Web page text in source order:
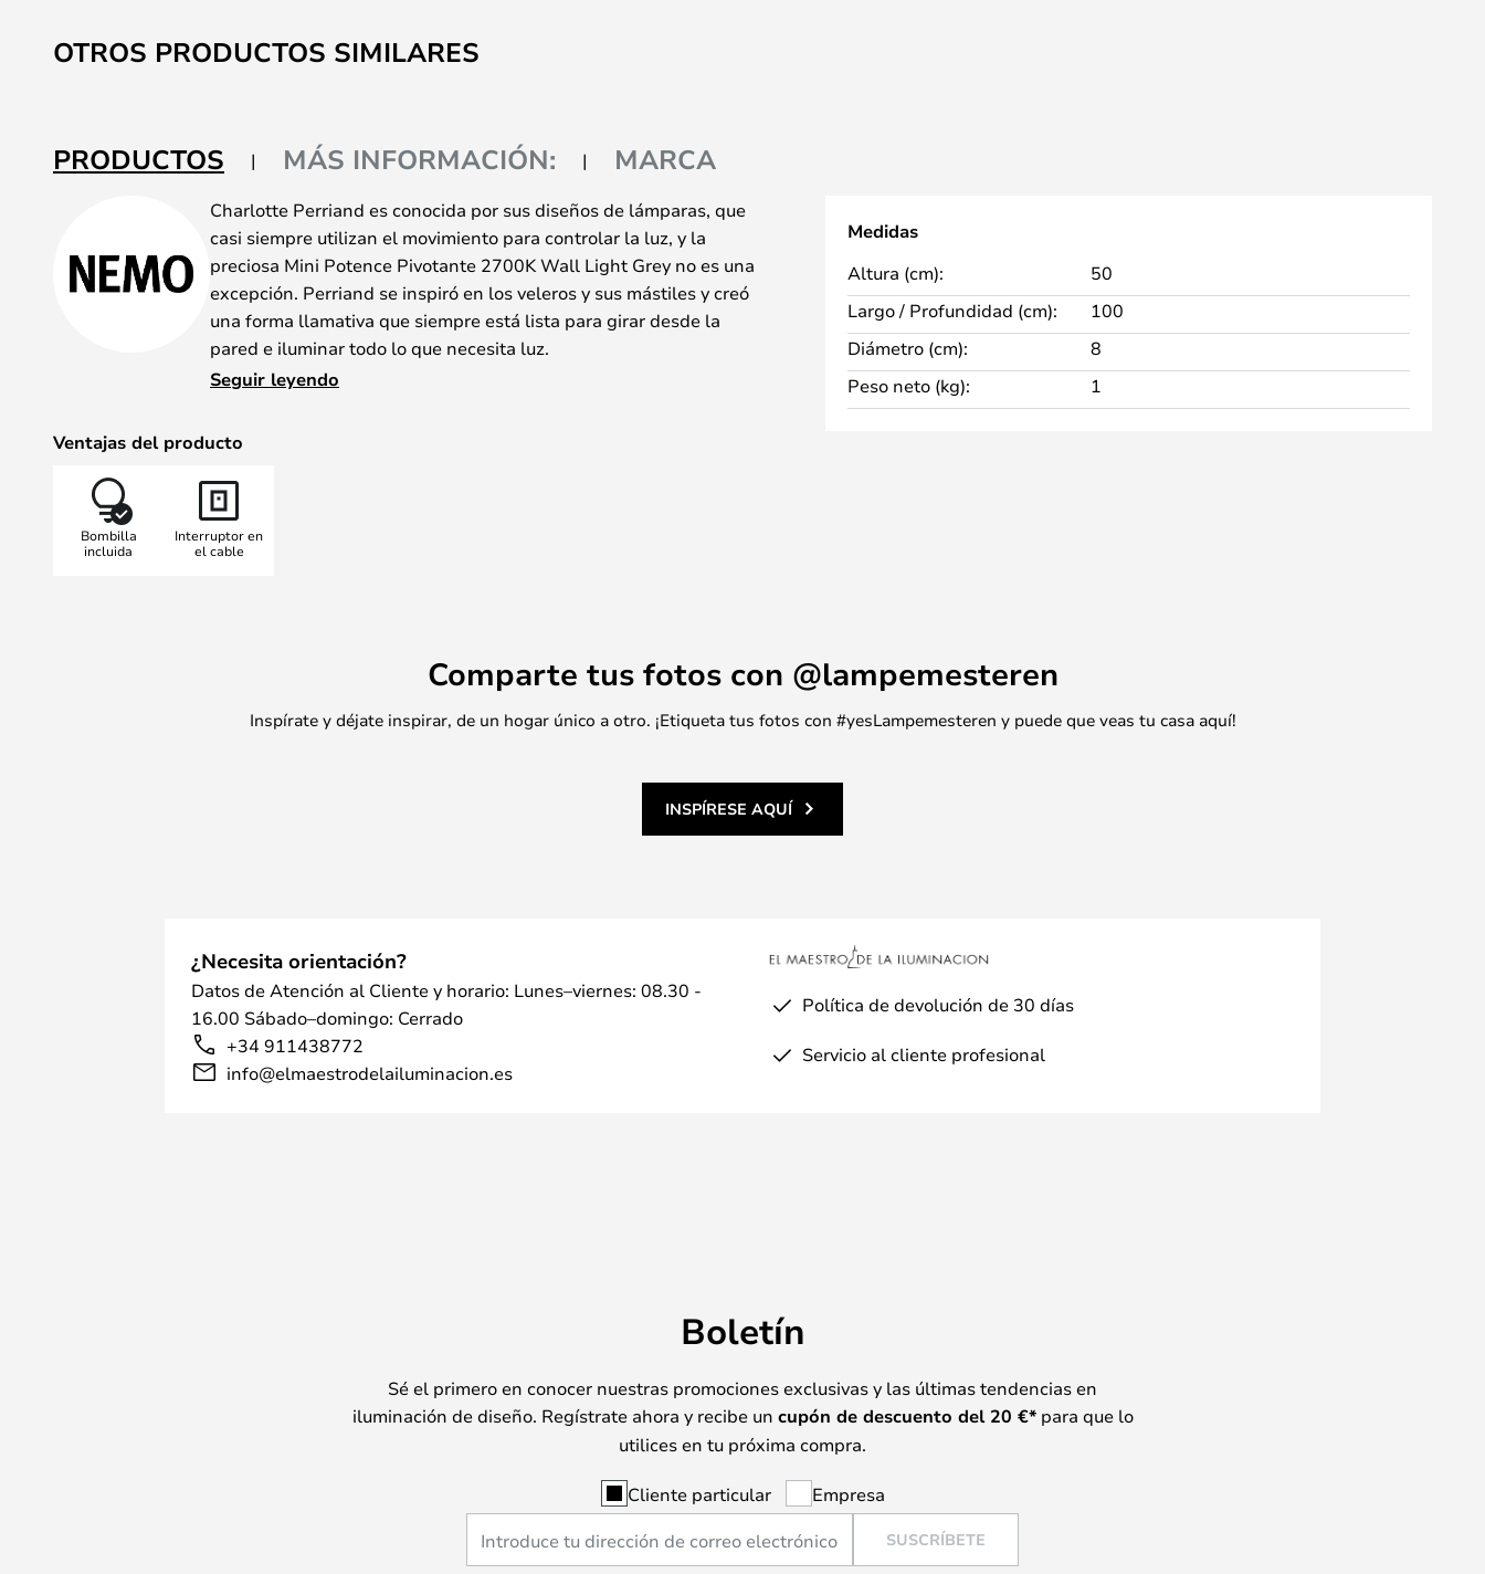
OTROS PRODUCTOS SIMILARES
PRODUCTOS MÁS INFORMACIÓN: MARCA
Charlotte Perriand es conocida por sus diseños de lámparas, que
casi siempre utilizan el movimiento para controlar la luz, y la
preciosa Mini Potence Pivotante 2700K Wall Light Grey no es una
excepción. Perriand se inspiró en los veleros y sus mástiles y creó
una forma llamativa que siempre está lista para girar desde la
pared e iluminar todo lo que necesita luz.
La lámpara está disponible en versión grande y pequeña, por lo
con un atenuador en el cable
Seguir leyendo
Ventajas del producto
Bombilla
incluida
Interruptor en
el cable
Medidas
Altura (cm):
50
Largo / Profundidad (cm):
100
Diámetro (cm):
8
Peso neto (kg):
1
Comparte tus fotos con @lampemesteren
Inspírate y déjate inspirar, de un hogar único a otro. ¡Etiqueta tus fotos con #yesLampemesteren y puede que veas tu casa aquí!
INSPÍRESE AQUÍ
¿Necesita orientación?
Datos de Atención al Cliente y horario: Lunes–viernes: 08.30 -
16.00 Sábado–domingo: Cerrado
+34 911438772
info@elmaestrodelailuminacion.es
Política de devolución de 30 días
Servicio al cliente profesional
Boletín
Sé el primero en conocer nuestras promociones exclusivas y las últimas tendencias en
iluminación de diseño. Regístrate ahora y recibe un cupón de descuento del 20 €*para que lo
utilices en tu próxima compra.
Cliente particular Empresa
SUSCRÍBETE